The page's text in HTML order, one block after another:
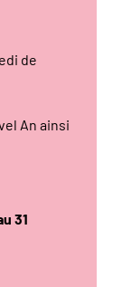
de
An ainsi
31